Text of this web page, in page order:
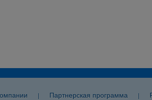
| Партнерская программа |